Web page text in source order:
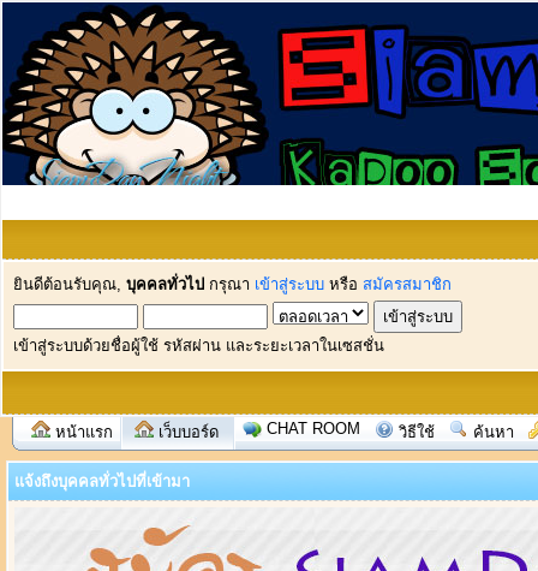
ยินดีต้อนรับคุณ, บุคคลทั่วไป กรุณา เข้าสู่ระบบ หรือ สมัครสมาชิก
เข้าสู่ระบบด้วยชื่อผู้ใช้ รหัสผ่าน และระยะเวลาในเซสชั่น
หน้าแรก เว็บบอร์ด CHAT ROOM วิธีใช้ ค้นหา
แจ้งถึงบุคคลทั่วไปที่เข้ามา